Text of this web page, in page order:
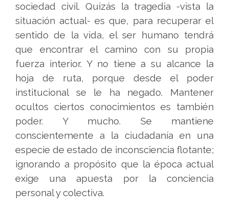
sociedad civil. Quizás la tragedia -vista la
situación actual- es que, para recuperar el
sentido de la vida, el ser humano tendrá
que encontrar el camino con su propia
fuerza interior. Y no tiene a su alcance la
hoja de ruta, porque desde el poder
institucional se le ha negado. Mantener
ocultos ciertos conocimientos es también
poder. Y mucho. Se mantiene
conscientemente a la ciudadanía en una
especie de estado de inconsciencia flotante;
ignorando a propósito que la época actual
exige una apuesta por la conciencia
personal y colectiva.